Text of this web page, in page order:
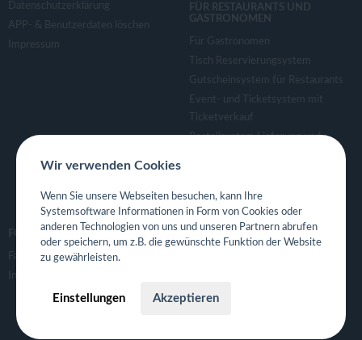
Datenschutzerklärung
APP- & Benutzerdaten löschen
Impressum
FÜR RESTAURANTS UND
GASTRONOMEN
Für Gastronomen
Tisch Reservierungsystem
Gutscheinsystem für Restaurants
Event- und Ticketsystem mit
Ticketverkauf
Bestellsystem Lieferung und
Eigene App für Restaurant
FOLGE UNS
Facebook
Instagram
Wir verwenden Cookies
Wenn Sie unsere Webseiten besuchen, kann Ihre
Systemsoftware Informationen in Form von Cookies oder
anderen Technologien von uns und unseren Partnern abrufen
oder speichern, um z.B. die gewünschte Funktion der Website
zu gewährleisten.
Einstellungen Akzeptieren